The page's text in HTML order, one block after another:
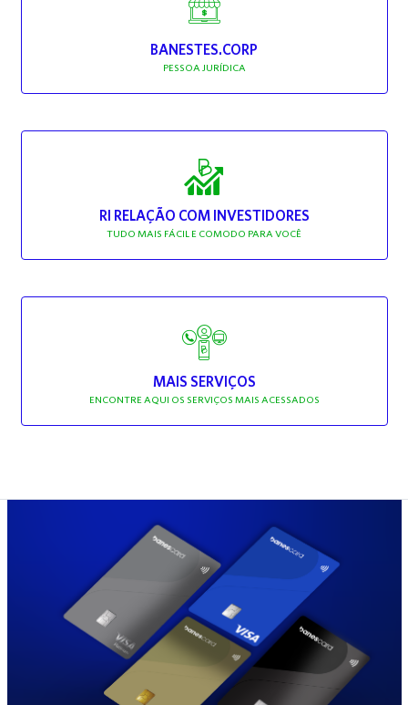
BANESTES.CORP
PESSOA JURÍDICA
RI RELAÇÃO COM INVESTIDORES
TUDO MAIS FÁCIL E COMODO PARA VOCÊ
MAIS SERVIÇOS
ENCONTRE AQUI OS SERVIÇOS MAIS ACESSADOS